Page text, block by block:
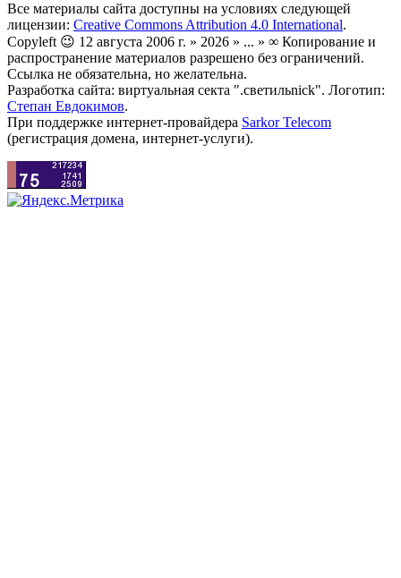
Все материалы сайта доступны на условиях следующей
лицензии: Creative Commons Attribution 4.0 International.
Copyleft 😉 12 августа 2006 г. » 2026 » ... » ∞ Копирование и
распространение материалов разрешено без ограничений.
Ссылка не обязательна, но желательна.
Разработка сайта: виртуальная секта ".светильnick". Логотип:
Степан Евдокимов.
При поддержке интернет-провайдера Sarkor Telecom
(регистрация домена, интернет-услуги).